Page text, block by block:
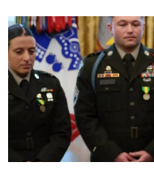
n